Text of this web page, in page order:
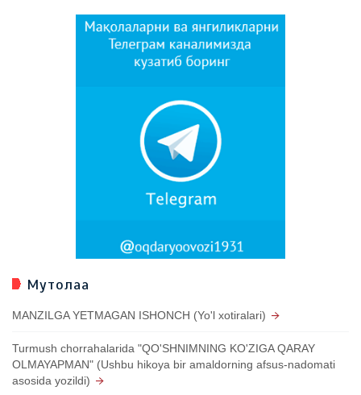
Мутолаа
MANZILGA YETMAGAN ISHONCH (Yo'l xotiralari)
Turmush chorrahalarida "QO'SHNIMNING KO'ZIGA QARAY
OLMAYAPMAN" (Ushbu hikoya bir amaldorning afsus-nadomati
asosida yozildi)